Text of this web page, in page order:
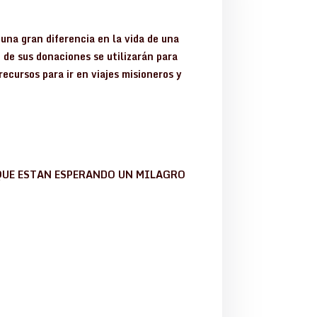
gran diferencia en la vida de una
sus donaciones se utilizarán para
para ir en viajes misioneros y
ESTAN ESPERANDO UN MILAGRO